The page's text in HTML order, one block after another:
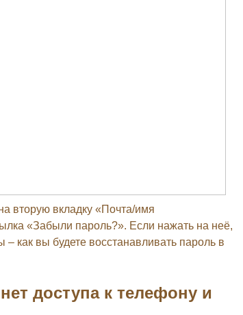
вторую вкладку «Почта/имя
«Забыли пароль?». Если нажать на неё,
как вы будете восстанавливать пароль в
доступа к телефону и